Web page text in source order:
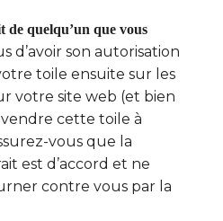
de quelqu’un que vous
d’avoir son autorisation
toile ensuite sur les
votre site web (et bien
cette toile à
vous que la
est d’accord et ne
contre vous par la